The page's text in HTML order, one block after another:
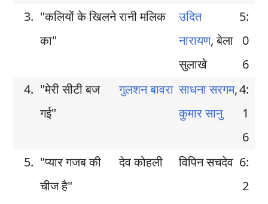
3. "कलियों के खिलने
का"
रानी मलिक
उदित
नारायण, बेला
सुलाखे
5:
0
6
4. "मेरी सीटी बज
गई"
गुलशन बावरा साधना सरगम,
कुमार सानु
4:
1
6
5. "प्यार गजब की
चीज है"
देव कोहली विपिन सचदेव 6:
2